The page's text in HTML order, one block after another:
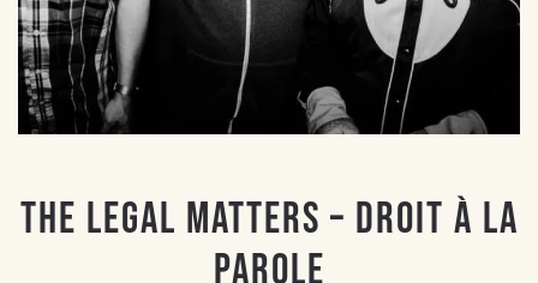
THE LEGAL MATTERS – Droit à la
parole